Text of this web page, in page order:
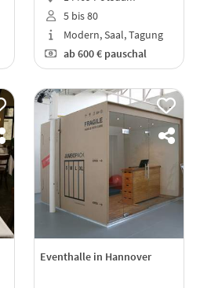
5 bis 80
Modern, Saal, Tagung
ab600 € pauschal
Eventhalle in Hannover